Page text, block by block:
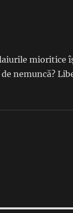
mioritice
nemuncă?